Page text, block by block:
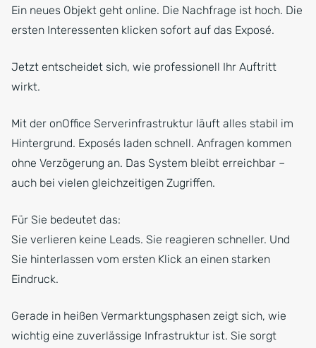
Ein neues Objekt geht online. Die Nachfrage ist hoch. Die
ersten Interessenten klicken sofort auf das Exposé.
Jetzt entscheidet sich, wie professionell Ihr Auftritt
wirkt.
Mit der onOffice Serverinfrastruktur läuft alles stabil im
Hintergrund. Exposés laden schnell. Anfragen kommen
ohne Verzögerung an. Das System bleibt erreichbar –
auch bei vielen gleichzeitigen Zugriffen.
Für Sie bedeutet das:
Sie verlieren keine Leads. Sie reagieren schneller. Und
Sie hinterlassen vom ersten Klick an einen starken
Eindruck.
Gerade in heißen Vermarktungsphasen zeigt sich, wie
wichtig eine zuverlässige Infrastruktur ist. Sie sorgt